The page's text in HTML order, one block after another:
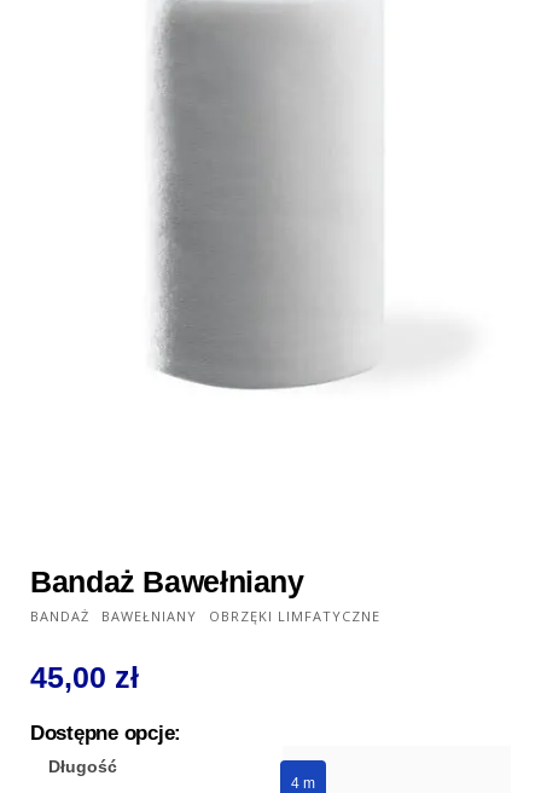
Bandaż Bawełniany
BANDAŻ BAWEŁNIANY OBRZĘKI LIMFATYCZNE
45,00 zł
Dostępne opcje:
Długość
4 m